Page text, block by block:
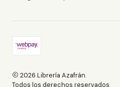
2026 Librería Azafrán.
Todos los derechos reservados